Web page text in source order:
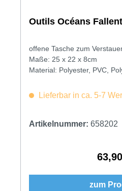
Outils Océans
offene Tasche zum
Maße: 25 x 22 x 8cm
Material: Polyester, PVC,
Lieferbar in ca. 5-7
Artikelnummer: 658202
zum